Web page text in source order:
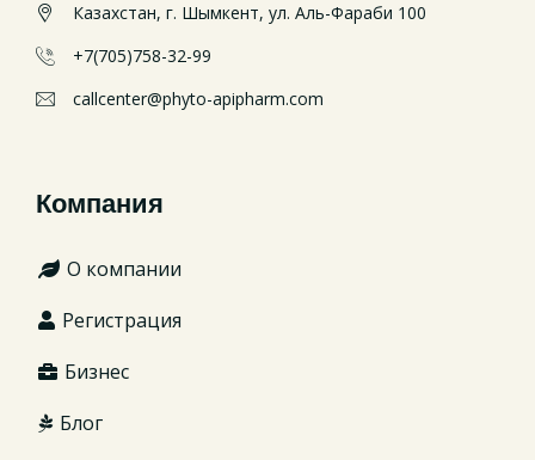
Казахстан, г. Шымкент, ул. Аль-Фараби 100
+7(705)758-32-99
callcenter@phyto-apipharm.com
Компания
О компании
Регистрация
Бизнес
Блог